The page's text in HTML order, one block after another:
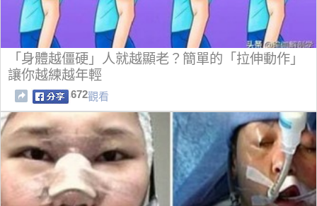
「身體越僵硬」人就越顯老？簡單的「拉伸動作」
讓你越練越年輕
672觀看